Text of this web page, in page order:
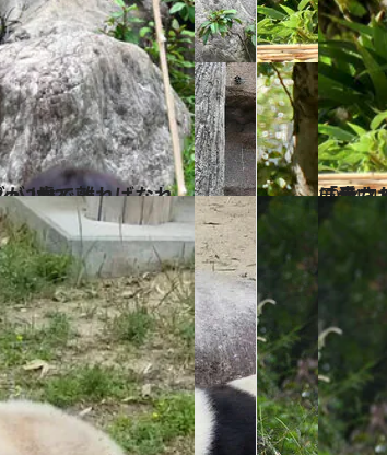
ライン」は!? 「赤ちゃんを亡くし
ライフ